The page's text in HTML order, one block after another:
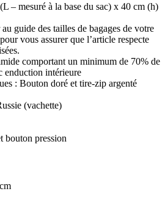
– mesuré à la base du sac) x 40 cm (h)
guide des tailles de bagages de votre
vous assurer que l’article respecte
comportant un minimum de 70% de
enduction intérieure
: Bouton doré et tire-zip argenté
(vachette)
bouton pression